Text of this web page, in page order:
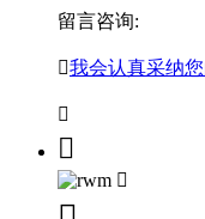
留言咨询:
我会认真采纳


